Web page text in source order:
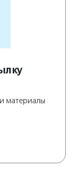
материалы